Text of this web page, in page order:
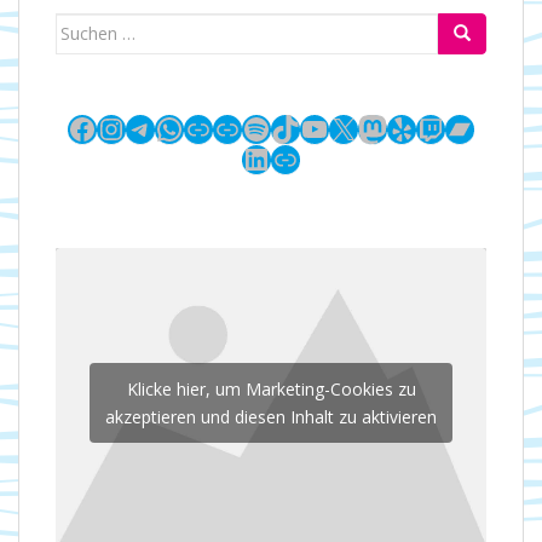
Suchen
Facebook
Instagram
Telegram
WhatsApp
LinkLinkSpotify
TikTok
YouTube
X Mastodon
YelpTwitch
LinkedIn
Link
Klicke hier, um Marketing-Cookies zu
akzeptieren und diesen Inhalt zu aktivieren